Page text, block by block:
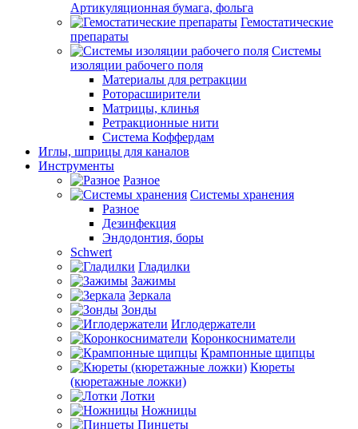
Артикуляционная бумага, фольга
Гемостатические
препараты
Системы
изоляции рабочего поля
Материалы для ретракции
Роторасширители
Матрицы, клинья
Ретракционные нити
Система Коффердам
Иглы, шприцы для каналов
Инструменты
Разное
Системы хранения
Разное
Дезинфекция
Эндодонтия, боры
Schwert
Гладилки
Зажимы
Зеркала
Зонды
Иглодержатели
Коронкосниматели
Крампонные щипцы
Кюреты
(кюретажные ложки)
Лотки
Ножницы
Пинцеты